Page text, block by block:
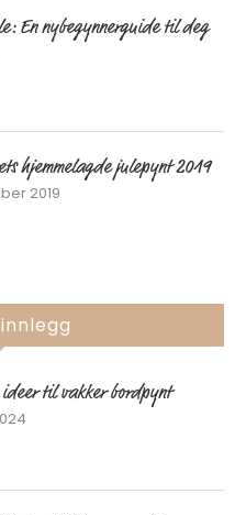
En nybegynnerguide til deg
hjemmelagde julepynt 2019
2019
til vakker bordpynt